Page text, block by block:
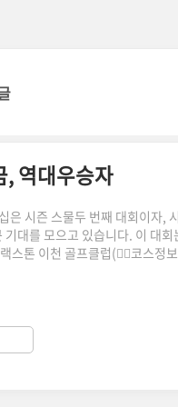
, 역대우승자
은 시즌 스물두 번째 대회이자,
기대를 모으고 있습니다. 이 대
스톤 이천 골프클럽(👉🏻코스정
십 생중계 KB금융 챔피언십은
안되시는 경우 생중계로 대신해
KB금융 스타챔피언십 ..